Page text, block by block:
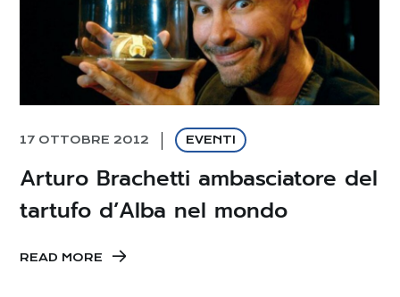
17 OTTOBRE 2012 EVENTI
Arturo Brachetti ambasciatore del
tartufo d’Alba nel mondo
READ MORE